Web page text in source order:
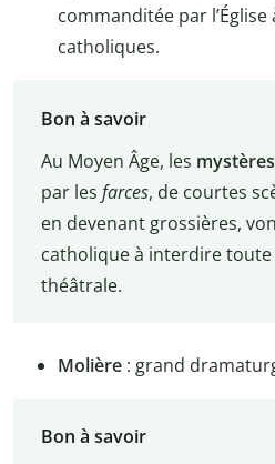
commanditée par
catholiques.
Bon à savoir
Au Moyen Âge, les mystères
par les farces, de courtes
en devenant grossières,
catholique à interdire
théâtrale.
Molière : grand
Bon à savoir